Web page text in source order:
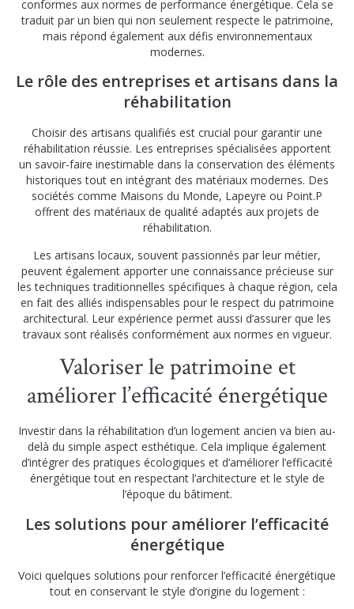
conformes aux normes de performance énergétique. Cela se
traduit par un bien qui non seulement respecte le patrimoine,
mais répond également aux défis environnementaux
modernes.
Le rôle des entreprises et artisans dans la
réhabilitation
Choisir des artisans qualifiés est crucial pour garantir une
réhabilitation réussie. Les entreprises spécialisées apportent
un savoir-faire inestimable dans la conservation des éléments
historiques tout en intégrant des matériaux modernes. Des
sociétés comme Maisons du Monde, Lapeyre ou Point.P
offrent des matériaux de qualité adaptés aux projets de
réhabilitation.
Les artisans locaux, souvent passionnés par leur métier,
peuvent également apporter une connaissance précieuse sur
les techniques traditionnelles spécifiques à chaque région, cela
en fait des alliés indispensables pour le respect du patrimoine
architectural. Leur expérience permet aussi d’assurer que les
travaux sont réalisés conformément aux normes en vigueur.
Valoriser le patrimoine et
améliorer l’efficacité énergétique
Investir dans la réhabilitation d’un logement ancien va bien au-
delà du simple aspect esthétique. Cela implique également
d’intégrer des pratiques écologiques et d’améliorer l’efficacité
énergétique tout en respectant l’architecture et le style de
l’époque du bâtiment.
Les solutions pour améliorer l’efficacité
énergétique
Voici quelques solutions pour renforcer l’efficacité énergétique
tout en conservant le style d’origine du logement :